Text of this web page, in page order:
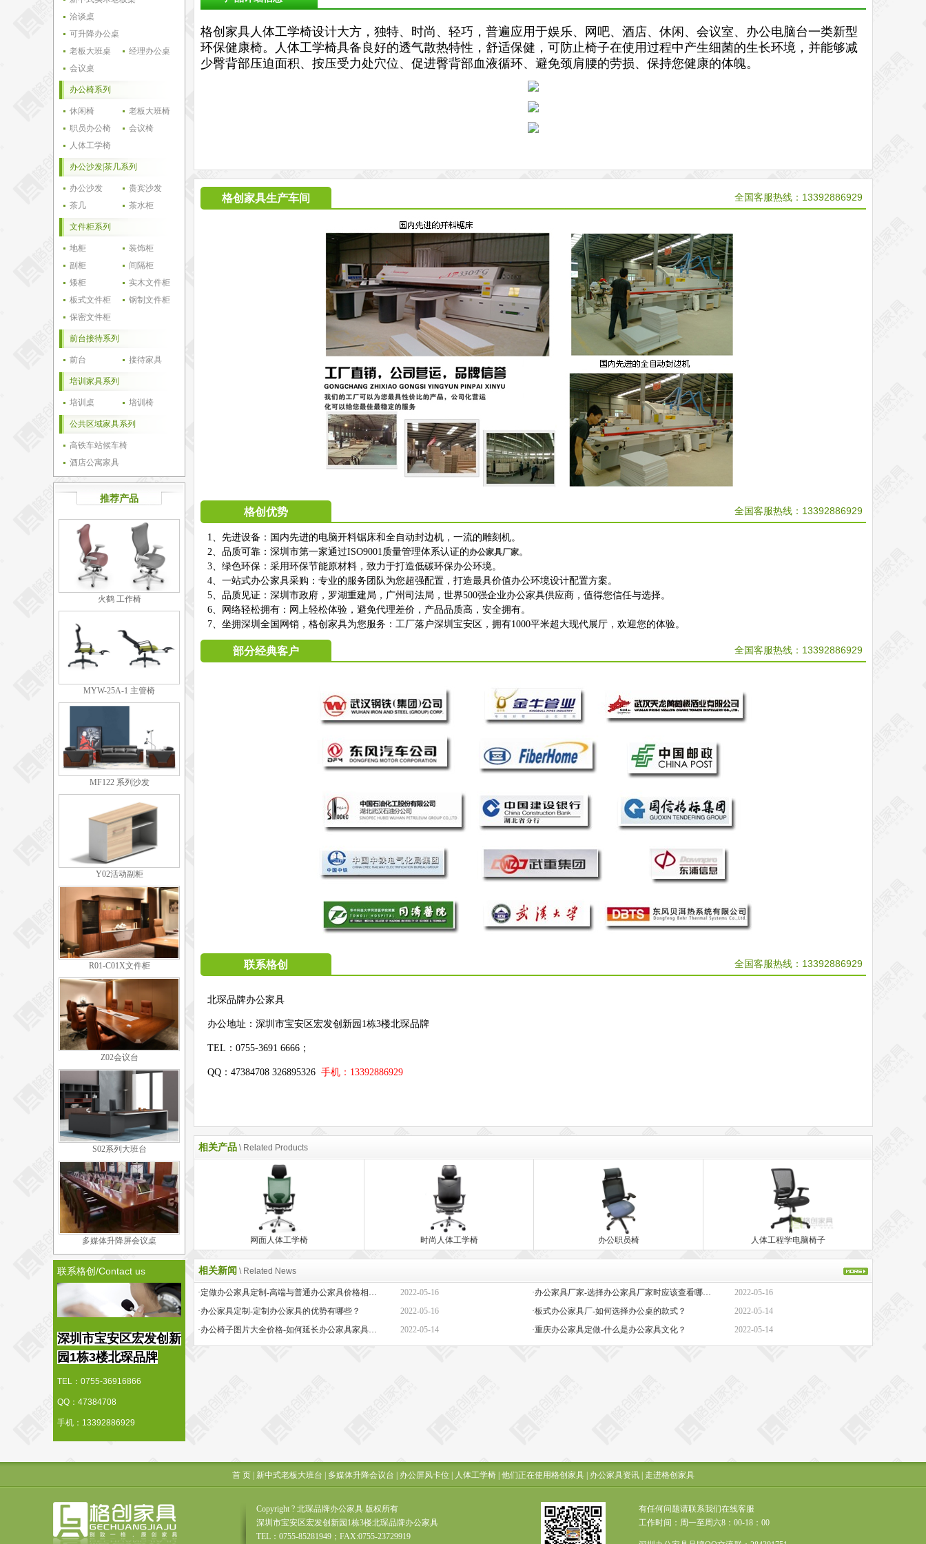
洽谈桌
可升降办公桌
老板大班桌
经理办公桌
会议桌
办公椅系列
休闲椅
老板大班椅
职员办公椅
会议椅
人体工学椅
办公沙发|茶几系列
办公沙发
贵宾沙发
茶几
茶水柜
文件柜系列
地柜
装饰柜
副柜
间隔柜
矮柜
实木文件柜
板式文件柜
钢制文件柜
保密文件柜
前台接待系列
前台 接待家具
培训家具系列
培训桌 培训椅
公共区域家具系列
高铁车站候车椅
酒店公寓家具
推荐产品
火鹤 工作椅
MYW-25A-1 主管椅
MF122 系列沙发
Y02活动副柜
R01-C01X文件柜
Z02会议台
S02系列大班台
多媒体升降屏会议桌
联系格创/Contact us
深圳市宝安区宏发创新
园1栋3楼北琛品牌
TEL：0755-36916866
QQ：47384708
手机：13392886929
格创家具人体工学椅设计大方，独特、时尚、轻巧，普遍应用于娱乐、网吧、酒店、休闲、会议室、办公电脑台一类新型
环保健康椅。人体工学椅具备良好的透气散热特性，舒适保健，可防止椅子在使用过程中产生细菌的生长环境，并能够减
少臀背部压迫面积、按压受力处穴位、促进臀背部血液循环、避免颈肩腰的劳损、保持您健康的体魄。
格创家具生产车间 全国客服热线：13392886929
格创优势 全国客服热线：13392886929
1、先进设备：国内先进的电脑开料锯床和全自动封边机，一流的雕刻机。
2、品质可靠：深圳市第一家通过ISO9001质量管理体系认证的办公家具厂家。
3、绿色环保：采用环保节能原材料，致力于打造低碳环保办公环境。
4、一站式办公家具采购：专业的服务团队为您超强配置，打造最具价值办公环境设计配置方案。
5、品质见证：深圳市政府，罗湖重建局，广州司法局，世界500强企业办公家具供应商，值得您信任与选择。
6、网络轻松拥有：网上轻松体验，避免代理差价，产品品质高，安全拥有。
7、坐拥深圳全国网销，格创家具为您服务：工厂落户深圳宝安区，拥有1000平米超大现代展厅，欢迎您的体验。
部分经典客户 全国客服热线： 13392886929
联系格创 全国客服热线： 13392886929
北琛品牌办公家具
办公地址： 深圳市宝安区宏发创新园1栋3楼北琛品牌
TEL：0755-3691 6666；
QQ：47384708 326895326 手机：13392886929
相关产品 \ Related Products
网面人体工学椅 时尚人体工学椅 办公职员椅 人体工程学电脑椅子
相关新闻 \ Related News
·定做办公家具定制-高端与普通办公家具价格相差巨大的原因是什么？ 2022-05-16 ·办公家具厂家-选择办公家具厂家时应该查看哪些方面？
2022-05-16
·办公家具定制-定制办公家具的优势有哪些？
2022-05-16 ·板式办公家具厂-如何选择办公桌的款式？
2022-05-14
·办公椅子图片大全价格-如何延长办公家具家具的保质期？
2022-05-14 ·重庆办公家具定做-什么是办公家具文化？ 2022-05-14
首 页| 新中式老板大班台 多媒体升降会议台 办公屏风卡位 人体工学椅| 他们正在使用格创家具| 办公家具资讯| 走进格创家具
Copyright ? 北琛品牌办公家具 版权所有
深圳市宝安区宏发创新园1栋3楼北琛品牌办公家具
TEL：0755-85281949；FAX:0755-23729919
有任何问题请联系我们在线客服
工作时间：周一至周六8：00-18：00